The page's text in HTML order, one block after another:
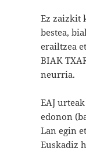
Ez zaizkit
bestea,
erailtzea
BIAK
neurria.
EAJ
edonon
Lan egin
Euskadiz